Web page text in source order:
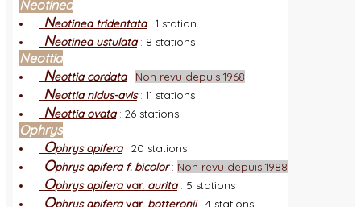
Neotinea
Neotinea tridentata: 1 station
Neotinea ustulata: 8 stations
Neottia
Neottia cordata: Non revu depuis 1968
Neottia nidus-avis: 11 stations
Neottia ovata: 26 stations
Ophrys
Ophrys apifera: 20 stations
Ophrys apifera f. bicolor: Non revu depuis 1988
Ophrys apiferavar. aurita: 5 stations
Ophrys apiferavar. botteronii: 4 stations